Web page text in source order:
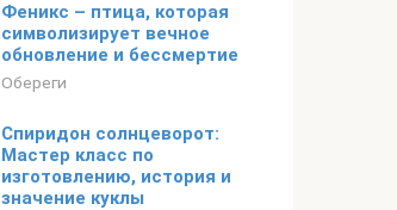
Феникс – птица, которая
символизирует вечное
обновление и бессмертие
Обереги
Спиридон солнцеворот:
Мастер класс по
изготовлению, история и
значение куклы